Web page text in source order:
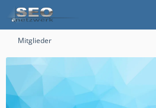
Mitglieder